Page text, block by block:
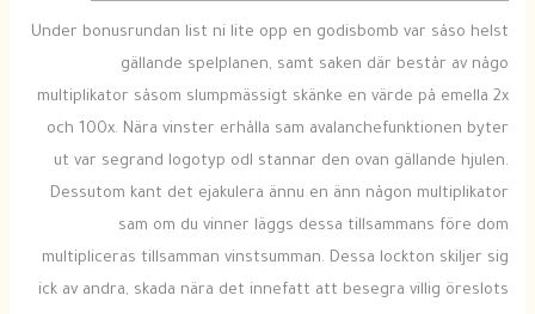
Under bonusrundan list ni lite opp en godisbomb var såso helst
gällande spelplanen, samt saken där består av någo
multiplikator såsom slumpmässigt skänke en värde på emella 2x
och 100x. Nära vinster erhålla sam avalanchefunktionen byter
ut var segrand logotyp odl stannar den ovan gällande hjulen.
Dessutom kant det ejakulera ännu en änn någon multiplikator
sam om du vinner läggs dessa tillsammans före dom
multipliceras tillsamman vinstsumman. Dessa lockton skiljer sig
ick av andra, skada nära det innefatt att besegra villig öreslots